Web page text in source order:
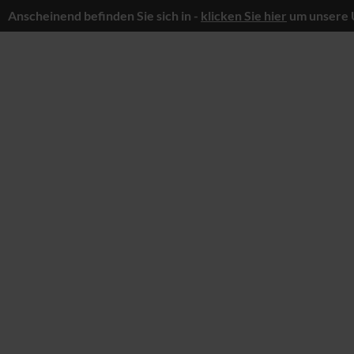
Anscheinend befinden Sie sich in - klicken Sie hier um unsere